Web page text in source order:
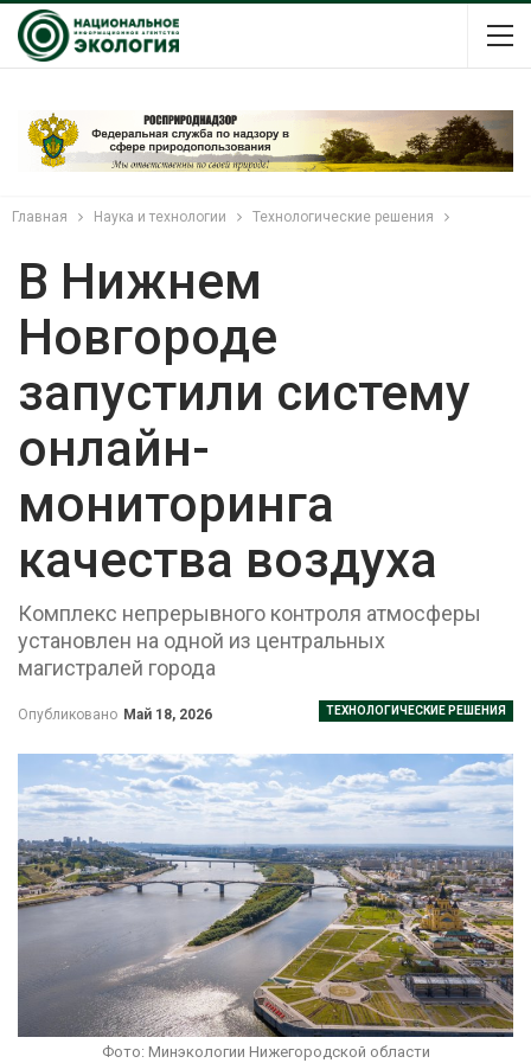
Главная Наука и технологии Технологические решения
В Нижнем
Новгороде
запустили систему
онлайн-
мониторинга
качества воздуха
Комплекс непрерывного контроля атмосферы
установлен на одной из центральных
магистралей города
ТЕХНОЛОГИЧЕСКИЕ РЕШЕНИЯ
Опубликовано Май 18, 2026
Фото: Минэкологии Нижегородской области